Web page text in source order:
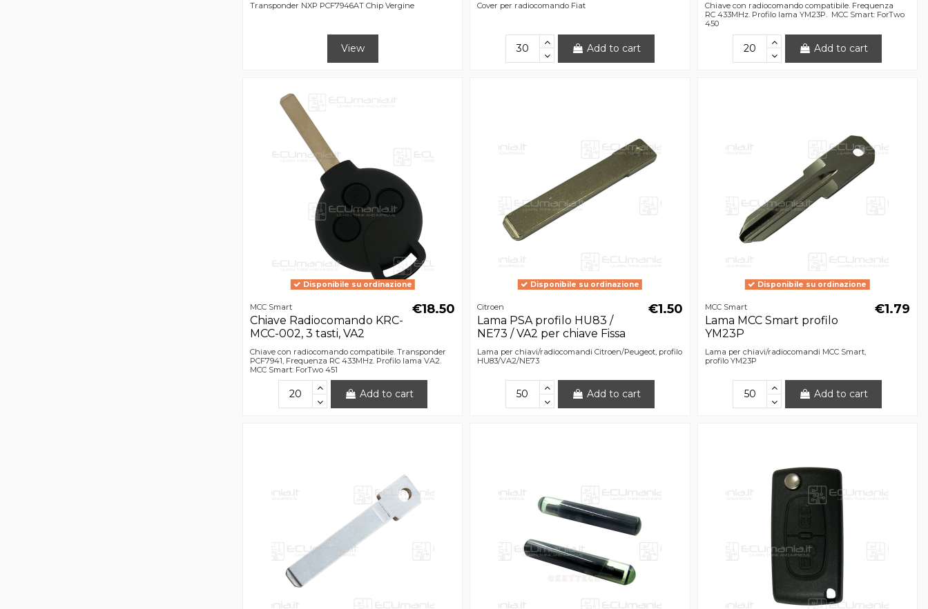
Transponder NXP PCF7946AT Chip Vergine
View
Cover per radiocomando Fiat
Add to cart
Chiave con radiocomando compatibile. Frequenza
RC 433MHz. Profilo lama YM23P. MCC Smart: ForTwo
450
Add to cart
Disponibile su ordinazione
MCC Smart
Chiave Radiocomando KRC-
MCC-002, 3 tasti, VA2
€18.50
Chiave con radiocomando compatibile. Transponder
PCF7941, Frequenza RC 433MHz. Profilo lama VA2.
MCC Smart: ForTwo 451
Add to cart
Disponibile su ordinazione
Citroen
Lama PSA profilo HU83 /
NE73 / VA2 per chiave Fissa
€1.50
Lama per chiavi/radiocomandi Citroen/Peugeot, profilo
HU83/VA2/NE73
Add to cart
Disponibile su ordinazione
MCC Smart
Lama MCC Smart profilo
YM23P
€1.79
Lama per chiavi/radiocomandi MCC Smart,
profilo YM23P
Add to cart